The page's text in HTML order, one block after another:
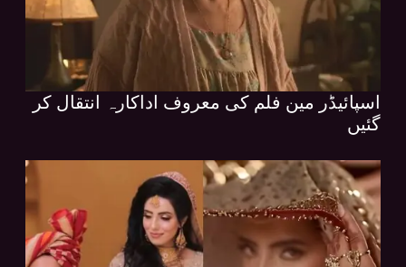
اسپائیڈر مین فلم کی معروف اداکارہ انتقال کر
گئیں